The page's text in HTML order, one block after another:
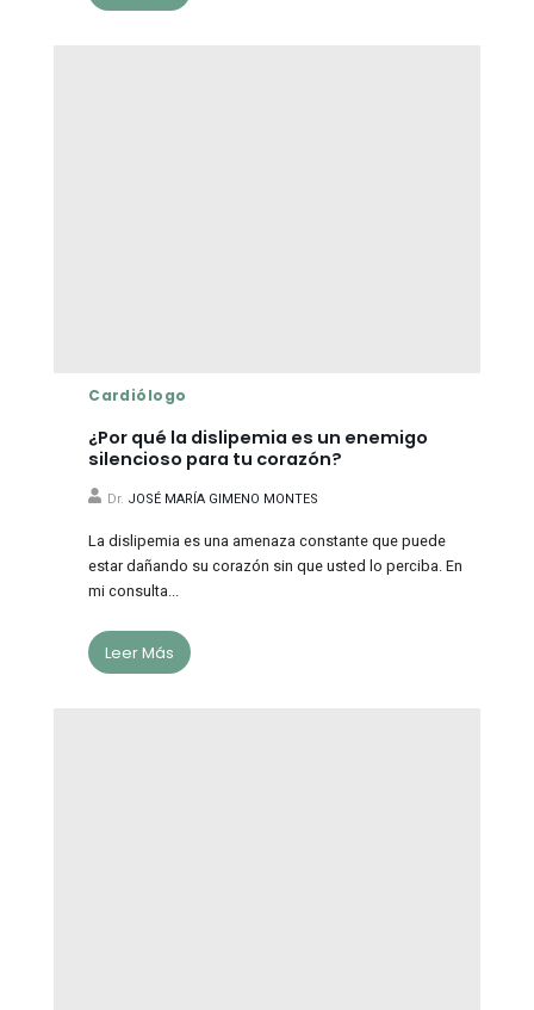
Cardiólogo
¿Por qué la dislipemia es un enemigo
silencioso para tu corazón?
Dr. JOSÉ MARÍA GIMENO MONTES
La dislipemia es una amenaza constante que puede
estar dañando su corazón sin que usted lo perciba. En
mi consulta...
Leer Más